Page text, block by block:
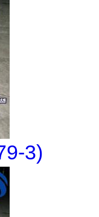
3)